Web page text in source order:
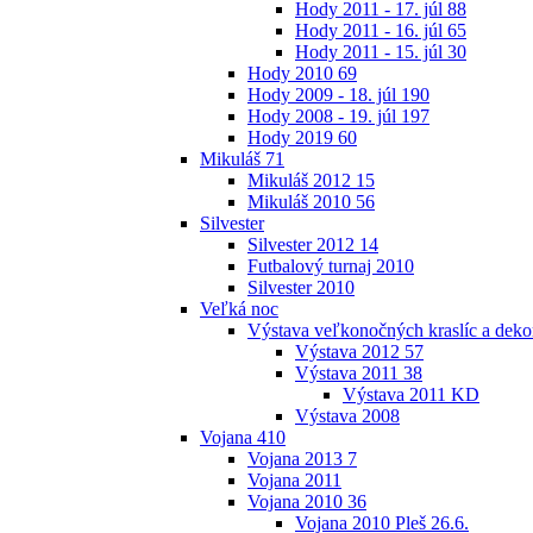
Hody 2011 - 17. júl 88
Hody 2011 - 16. júl 65
Hody 2011 - 15. júl 30
Hody 2010 69
Hody 2009 - 18. júl 190
Hody 2008 - 19. júl 197
Hody 2019 60
Mikuláš 71
Mikuláš 2012 15
Mikuláš 2010 56
Silvester
Silvester 2012 14
Futbalový turnaj 2010
Silvester 2010
Veľká noc
Výstava veľkonočných kraslíc a
Výstava 2012 57
Výstava 2011 38
Výstava 2011 KD
Výstava 2008
Vojana 410
Vojana 2013 7
Vojana 2011
Vojana 2010 36
Vojana 2010 Pleš 26.6.